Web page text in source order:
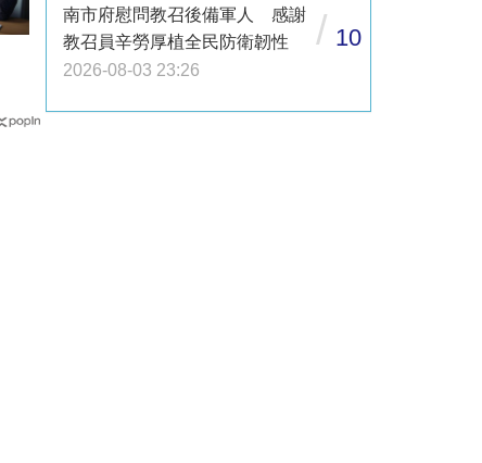
南市府慰問教召後備軍人 感謝
教召員辛勞厚植全民防衛韌性
2026-08-03 23:26
/ 10